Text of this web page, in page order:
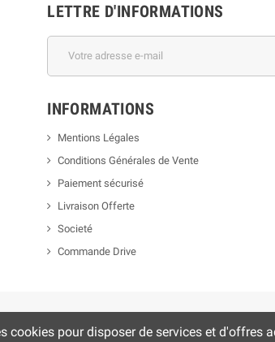
LETTRE D'INFORMATIONS
INFORMATIONS
Mentions Légales
Conditions Générales de Vente
Paiement sécurisé
Livraison Offerte
Societé
Commande Drive
pour disposer de services et d'offres